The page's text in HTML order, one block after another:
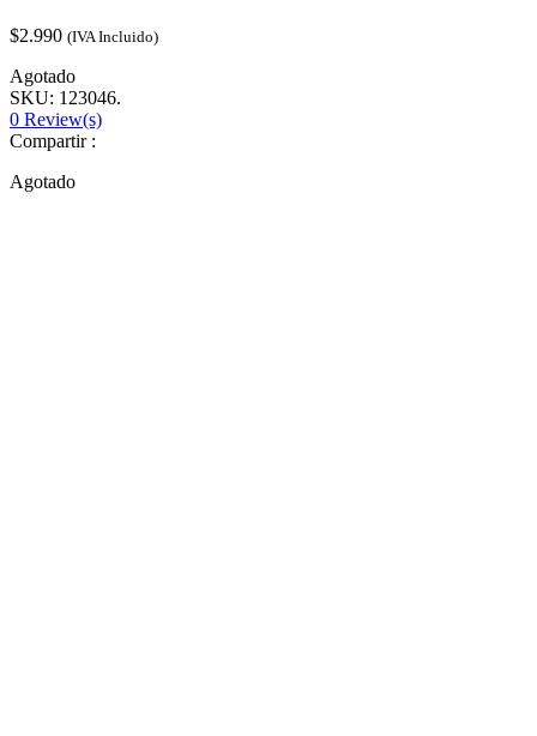
$2.990 (IVA Incluido)
Agotado
SKU: 123046.
0 Review(s)
Compartir :
Agotado